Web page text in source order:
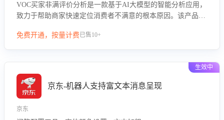
VOC买家非满评价分析是一款基于AI大模型的智能分析应用，
致力于帮助商家快速定位消费者不满意的根本原因。该产品可
或其它部门原因，明确责任归属，提供可落地的改进建议与策
免费开通，按量计费已售10+
生效中
京东-机器人支持富文本消息呈现
京东